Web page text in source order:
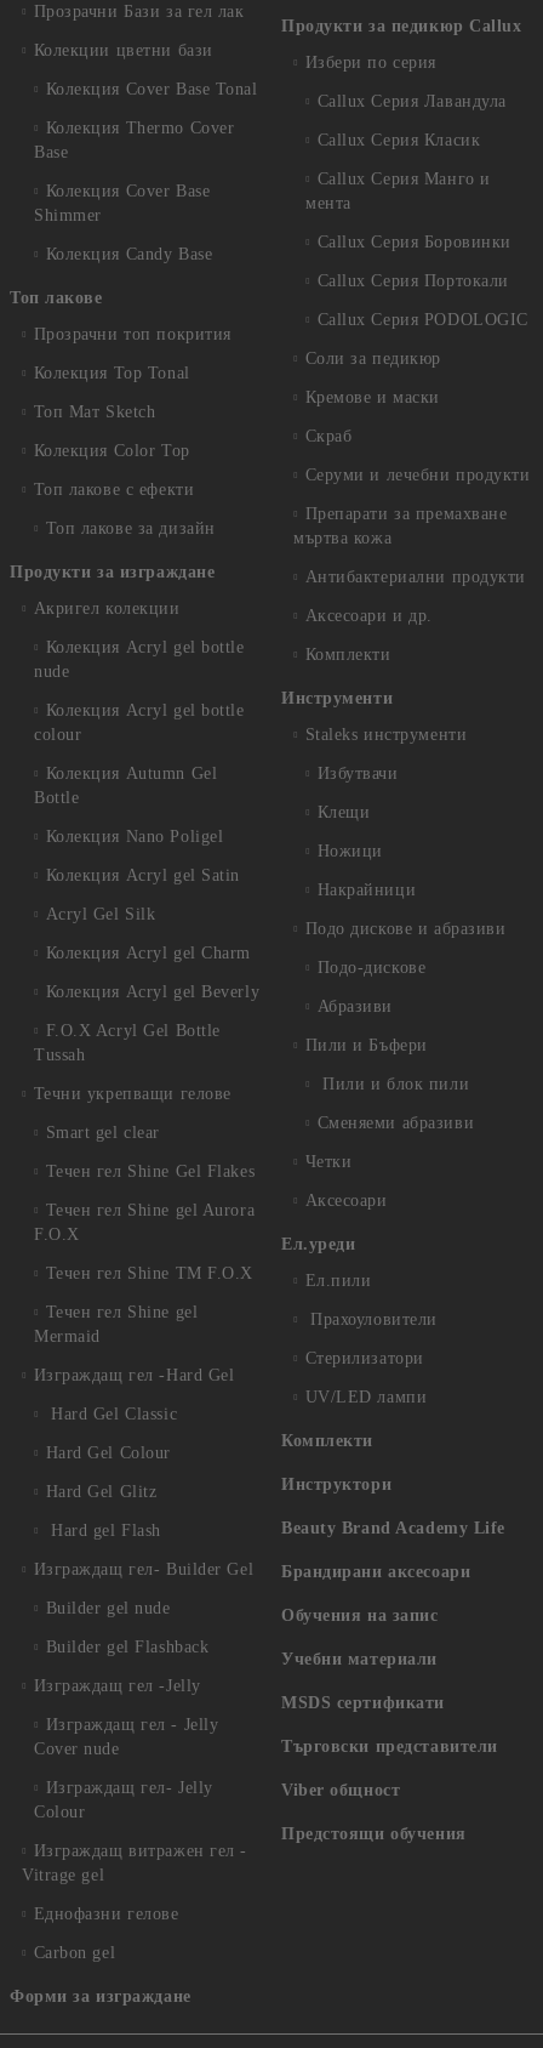
Прозрачни Бази за гел лак
Колекции цветни бази
Колекция Cover Base Tonal
Колекция Thermo Cover
Base
Колекция Cover Base
Shimmer
Колекция Candy Base
Топ лакове
Прозрачни топ покрития
Колекция Top Tonal
Топ Мат Sketch
Колекция Color Top
Топ лакове с ефекти
Топ лакове за дизайн
Продукти за изграждане
Акригел колекции
Колекция Acryl gel bottle
nude
Колекция Acryl gel bottle
colour
Колекция Autumn Gel
Bottle
Колекция Nano Poligel
Колекция Acryl gel Satin
Acryl Gel Silk
Колекция Acryl gel Charm
Колекция Acryl gel Beverly
F.O.X Acryl Gel Bottle
Tussah
Течни укрепващи гелове
Smart gel clear
Течен гел Shine Gel Flakes
Течен гел Shine gel Aurora
F.O.X
Течен гел Shine TM F.O.X
Течен гел Shine gel
Mermaid
Изграждащ гел -Hard Gel
Hard Gel Classic
Hard Gel Colour
Hard Gel Glitz
Hard gel Flash
Изграждащ гел- Builder Gel
Builder gel nude
Builder gel Flashback
Изграждащ гел -Jelly
Изграждащ гел - Jelly
Cover nude
Изграждащ гел- Jelly
Colour
Изграждащ витражен гел -
Vitrage gel
Еднофазни гелове
Carbon gel
Форми за изграждане
Продукти за педикюр Callux
Избери по серия
Callux Серия Лавандула
Callux Серия Класик
Callux Серия Манго и
мента
Callux Серия Боровинки
Callux Серия Портокали
Callux Серия PODOLOGIC
Соли за педикюр
Кремове и маски
Скраб
Серуми и лечебни продукти
Препарати за премахване
мъртва кожа
Антибактериални продукти
Аксесоари и др.
Комплекти
Инструменти
Staleks инструменти
Избутвачи
Клещи
Ножици
Накрайници
Подо дискове и абразиви
Подо-дискове
Абразиви
Пили и Бъфери
Пили и блок пили
Сменяеми абразиви
Четки
Аксесоари
Ел.уреди
Ел.пили
Прахоуловители
Стерилизатори
UV/LED лампи
Комплекти
Инструктори
Beauty Brand Academy Life
Брандирани аксесоари
Обучения на запис
Учебни материали
MSDS сертификати
Търговски представители
Viber общност
Предстоящи обучения